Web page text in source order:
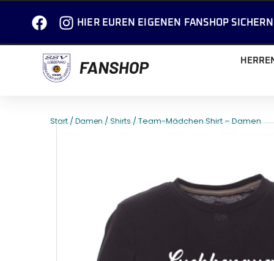
HIER EUREN EIGENEN FANSHOP
Start/Damen/Shirts/ Team-Mädchen Shirt – Damen